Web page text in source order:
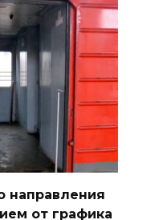
направления
от графика